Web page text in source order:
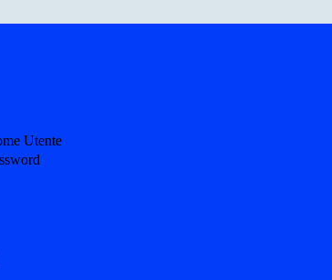
Utente